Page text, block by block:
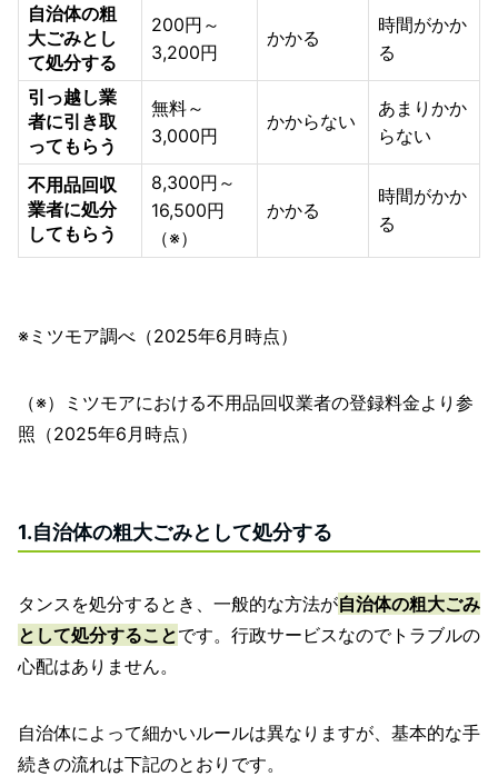
自治体の粗
大ごみとし
て処分する
200円～
3,200円
かかる
時間がかか
る
引っ越し業
者に引き取
ってもらう
無料～
3,000円
かからない
あまりかか
らない
不用品回収
業者に処分
してもらう
8,300円～
16,500円
（※）
かかる
時間がかか
る
※ミツモア調べ（2025年6月時点）
（※）ミツモアにおける不用品回収業者の登録料金より参
照（2025年6月時点）
1.自治体の粗大ごみとして処分する
タンスを処分するとき、一般的な方法が自治体の粗大ごみ
として処分することです。行政サービスなのでトラブルの
心配はありません。
自治体によって細かいルールは異なりますが、基本的な手
続きの流れは下記のとおりです。